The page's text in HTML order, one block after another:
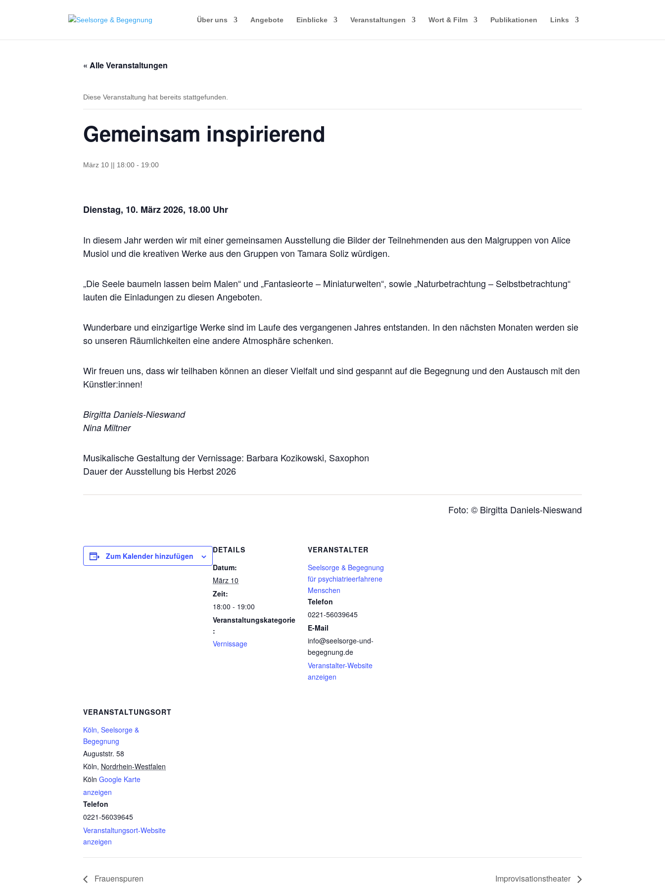
Über uns
Angebote Einblicke Veranstaltungen Wort & Film Publikationen Links
« Alle Veranstaltungen
Diese Veranstaltung hat bereits stattgefunden.
Gemeinsam inspirierend
März 10 || 18:00 - 19:00
Dienstag, 10. März 2026, 18.00 Uhr
In diesem Jahr werden wir mit einer gemeinsamen Ausstellung die Bilder der Teilnehmenden aus den Malgruppen von Alice
Musiol und die kreativen Werke aus den Gruppen von Tamara Soliz würdigen.
„Die Seele baumeln lassen beim Malen“ und „Fantasieorte – Miniaturwelten“, sowie „Naturbetrachtung – Selbstbetrachtung“
lauten die Einladungen zu diesen Angeboten.
Wunderbare und einzigartige Werke sind im Laufe des vergangenen Jahres entstanden. In den nächsten Monaten werden sie
so unseren Räumlichkeiten eine andere Atmosphäre schenken.
Wir freuen uns, dass wir teilhaben können an dieser Vielfalt und sind gespannt auf die Begegnung und den Austausch mit den
Künstler:innen!
Birgitta Daniels-Nieswand
Nina Miltner
Musikalische Gestaltung der Vernissage: Barbara Kozikowski, Saxophon
Dauer der Ausstellung bis Herbst 2026
Foto: © Birgitta Daniels-Nieswand
Zum Kalender hinzufügen
DETAILS
Datum:
März 10
Zeit:
18:00 - 19:00
Veranstaltungskategorie
:
Vernissage
VERANSTALTER
Seelsorge & Begegnung
für psychiatrieerfahrene
Menschen
Telefon
0221-56039645
E-Mail
info@seelsorge-und-
begegnung.de
Veranstalter-Website
anzeigen
VERANSTALTUNGSORT
Köln, Seelsorge &
Begegnung
Auguststr. 58
Köln, Nordrhein-Westfalen
Köln Google Karte
anzeigen
Telefon
0221-56039645
Veranstaltungsort-Website
anzeigen
Frauenspuren Improvisationstheater